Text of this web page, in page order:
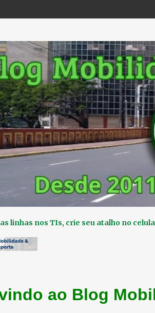
linhas nos TIs, crie seu atalho no
ao Blog